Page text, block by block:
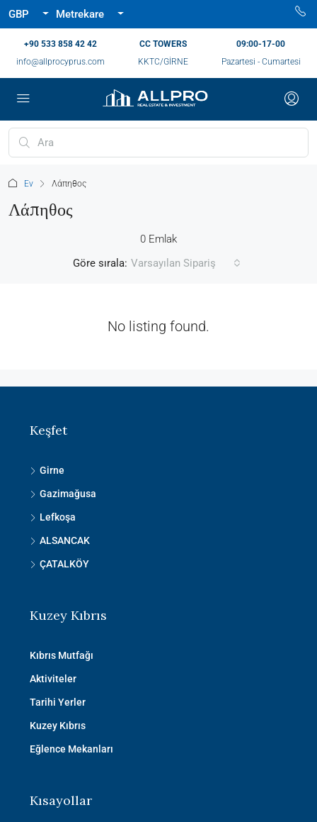
GBP Metrekare
‪+90 533 858 42 42‬
info@allprocyprus.com
CC TOWERS
KKTC/GİRNE
09:00-17-00
Pazartesi - Cumartesi
Ev Λάπηθος
Λάπηθος
0 Emlak
Göre sırala: Varsayılan Sipariş
No listing found.
Keşfet
Girne
Gazimağusa
Lefkoşa
ALSANCAK
ÇATALKÖY
Kuzey Kıbrıs
Kıbrıs Mutfağı
Aktiviteler
Tarihi Yerler
Kuzey Kıbrıs
Eğlence Mekanları
Kısayollar